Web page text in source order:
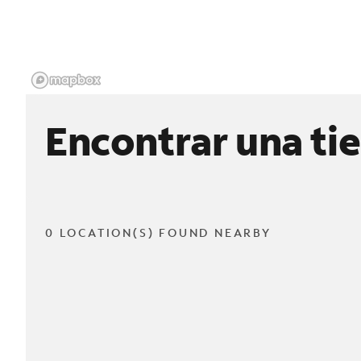
Encontrar una
0 LOCATION(S) FOUND NEARBY